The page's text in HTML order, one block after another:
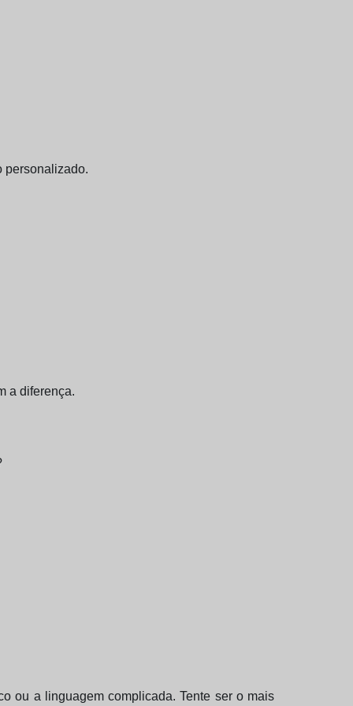
personalizado.
a diferença.
ou a linguagem complicada. Tente ser o mais